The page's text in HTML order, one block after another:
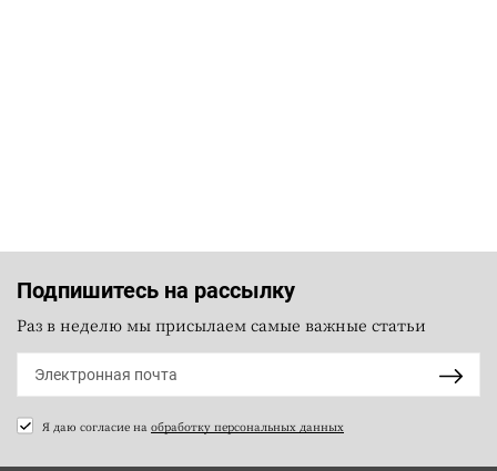
Подпишитесь на рассылку
Раз в неделю мы присылаем самые важные статьи
Я даю согласие на обработку персональных данных